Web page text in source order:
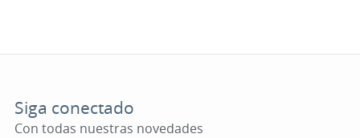
Siga conectado
Con todas nuestras novedades